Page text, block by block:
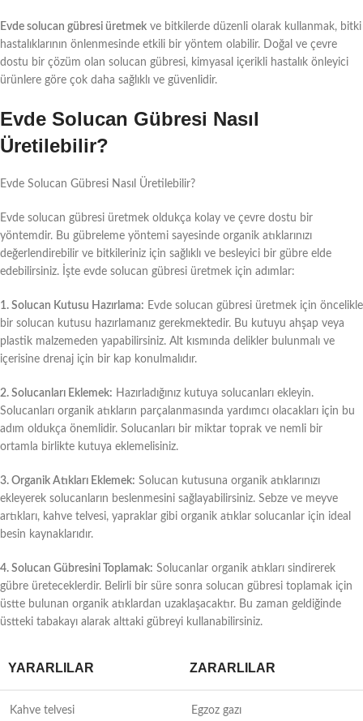
Evde solucan gübresi üretmek ve bitkilerde düzenli olarak kullanmak, bitki
hastalıklarının önlenmesinde etkili bir yöntem olabilir. Doğal ve çevre
dostu bir çözüm olan solucan gübresi, kimyasal içerikli hastalık önleyici
ürünlere göre çok daha sağlıklı ve güvenlidir.
Evde Solucan Gübresi Nasıl
Üretilebilir?
Evde Solucan Gübresi Nasıl Üretilebilir?
Evde solucan gübresi üretmek oldukça kolay ve çevre dostu bir
yöntemdir. Bu gübreleme yöntemi sayesinde organik atıklarınızı
değerlendirebilir ve bitkileriniz için sağlıklı ve besleyici bir gübre elde
edebilirsiniz. İşte evde solucan gübresi üretmek için adımlar:
1. Solucan Kutusu Hazırlama: Evde solucan gübresi üretmek için öncelikle
bir solucan kutusu hazırlamanız gerekmektedir. Bu kutuyu ahşap veya
plastik malzemeden yapabilirsiniz. Alt kısmında delikler bulunmalı ve
içerisine drenaj için bir kap konulmalıdır.
2. Solucanları Eklemek: Hazırladığınız kutuya solucanları ekleyin.
Solucanları organik atıkların parçalanmasında yardımcı olacakları için bu
adım oldukça önemlidir. Solucanları bir miktar toprak ve nemli bir
ortamla birlikte kutuya eklemelisiniz.
3. Organik Atıkları Eklemek: Solucan kutusuna organik atıklarınızı
ekleyerek solucanların beslenmesini sağlayabilirsiniz. Sebze ve meyve
artıkları, kahve telvesi, yapraklar gibi organik atıklar solucanlar için ideal
besin kaynaklarıdır.
4. Solucan Gübresini Toplamak: Solucanlar organik atıkları sindirerek
gübre üreteceklerdir. Belirli bir süre sonra solucan gübresi toplamak için
üstte bulunan organik atıklardan uzaklaşacaktır. Bu zaman geldiğinde
üstteki tabakayı alarak alttaki gübreyi kullanabilirsiniz.
YARARLILAR ZARARLILAR
Kahve telvesi Egzoz gazı